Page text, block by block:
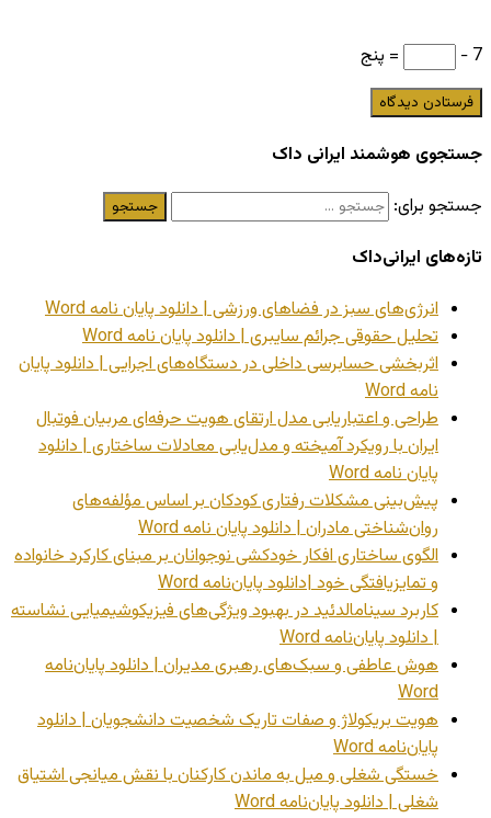
7 − = پنج
جستجوی هوشمند ایرانی داک
جستجو برای:
تازه‌های ایرانی‌داک
انرژی‌های سبز در فضاهای ورزشی | دانلود پایان نامه Word
تحلیل حقوقی جرائم سایبری | دانلود پایان نامه Word
اثربخشی حسابرسی داخلی در دستگاه‌های اجرایی | دانلود پایان
نامه Word
طراحی و اعتباریابی مدل ارتقای هویت حرفه‌ای مربیان فوتبال
ایران با رویکرد آمیخته و مدل‌یابی معادلات ساختاری | دانلود
پایان نامه Word
پیش‌بینی مشکلات رفتاری کودکان بر اساس مؤلفه‌های
روان‌شناختی مادران | دانلود پایان نامه Word
الگوی ساختاری افکار خودکشی نوجوانان بر مبنای کارکرد خانواده
و تمایزیافتگی خود |دانلود پایان‌نامه Word
کاربرد سینامالدئید در بهبود ویژگی‌های فیزیکوشیمیایی نشاسته
| دانلود پایان‌نامه Word
هوش عاطفی و سبک‌های رهبری مدیران | دانلود پایان‌نامه
Word
هویت بریکولاژ و صفات تاریک شخصیت دانشجویان | دانلود
پایان‌نامه Word
خستگی شغلی و میل به ماندن کارکنان با نقش میانجی اشتیاق
شغلی | دانلود پایان‌نامه Word